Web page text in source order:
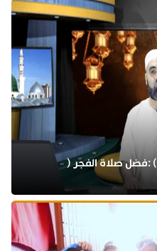
برنامج بينات من الهدى (الحلقة 37) :فضل صلاة الفجر (